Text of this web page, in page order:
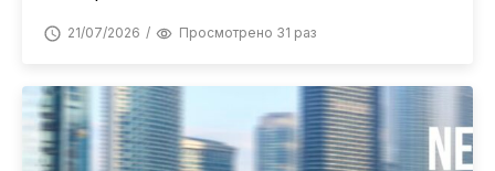
21/07/2026 Просмотрено 31 раз